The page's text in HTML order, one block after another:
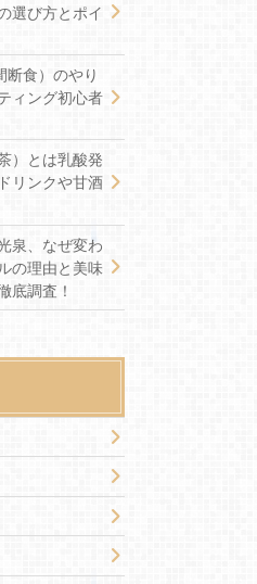
選び方とポイ
断食）のやり
ィング初心者
）とは乳酸発
リンクや甘酒
泉、なぜ変わ
の理由と美味
底調査！